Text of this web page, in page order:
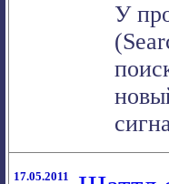
У
17.05.2011